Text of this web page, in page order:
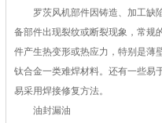
罗茨风机部件因铸造、加工缺
备部件出现裂纹或断裂现象，常规
件产生热变形或热应力，特别是薄
钛合金一类难焊材料。还有一些易
易采用焊接修复方法。
油封漏油